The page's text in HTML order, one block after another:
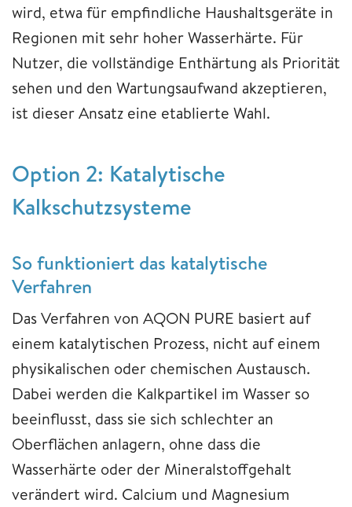
wird, etwa für empfindliche Haushaltsgeräte in
Regionen mit sehr hoher Wasserhärte. Für
Nutzer, die vollständige Enthärtung als Priorität
sehen und den Wartungsaufwand akzeptieren,
ist dieser Ansatz eine etablierte Wahl.
Option 2: Katalytische
Kalkschutzsysteme
So funktioniert das katalytische
Verfahren
Das Verfahren von AQON PURE basiert auf
einem katalytischen Prozess, nicht auf einem
physikalischen oder chemischen Austausch.
Dabei werden die Kalkpartikel im Wasser so
beeinflusst, dass sie sich schlechter an
Oberflächen anlagern, ohne dass die
Wasserhärte oder der Mineralstoffgehalt
verändert wird. Calcium und Magnesium